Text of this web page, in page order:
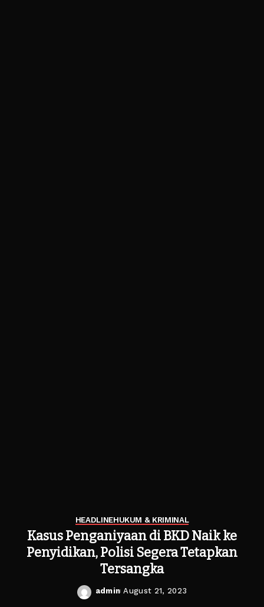
HEADLINEHUKUM & KRIMINAL
Kasus Penganiyaan di BKD Naik ke
Penyidikan, Polisi Segera Tetapkan
Tersangka
Posted
admin August 21, 2023